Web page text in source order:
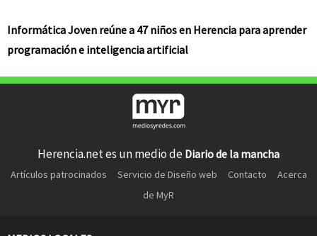
Informática Joven reúne a 47 niños en Herencia para aprender
programación e inteligencia artificial
Herencia.net es un medio de Diario de la mancha
Artículos patrocinados Servicio de Diseño web Contacto
Acerca
de MyR